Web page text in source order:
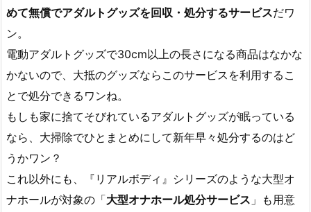
めて無償でアダルトグッズを回収・処分するサービスだワ
ン。
電動アダルトグッズで30cm以上の長さになる商品はなかな
かないので、大抵のグッズならこのサービスを利用するこ
とで処分できるワンね。
もしも家に捨てそびれているアダルトグッズが眠っている
なら、大掃除でひとまとめにして新年早々処分するのはど
うかワン？
これ以外にも、『リアルボディ』シリーズのような大型オ
ナホールが対象の「大型オナホール処分サービス 」も用意